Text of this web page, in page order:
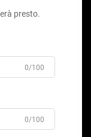
presto.
0/100
0/100